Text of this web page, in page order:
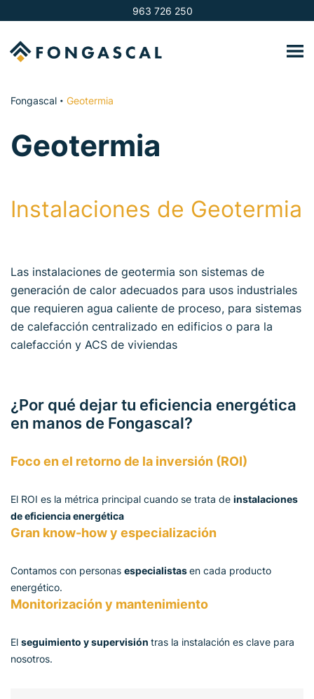
963 726 250
Fongascal • Geotermia
Geotermia
Instalaciones de Geotermia
Las instalaciones de geotermia son sistemas de
generación de calor adecuados para usos industriales
que requieren agua caliente de proceso, para sistemas
de calefacción centralizado en edificios o para la
calefacción y ACS de viviendas
¿Por qué dejar tu eficiencia energética
en manos de Fongascal?
Foco en el retorno de la inversión (ROI)
El ROI es la métrica principal cuando se trata de instalaciones
de eficiencia energética
Gran know-how y especialización
Contamos con personas especialistasen cada producto
energético.
Monitorización y mantenimiento
El seguimiento y supervisión tras la instalación es clave para
nosotros.